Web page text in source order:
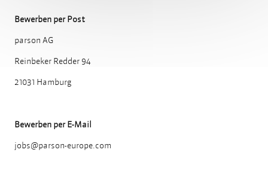
Bewerben per Post
parson AG
Reinbeker Redder 94
21031 Hamburg
Bewerben per E-Mail
jobs@parson-europe.com